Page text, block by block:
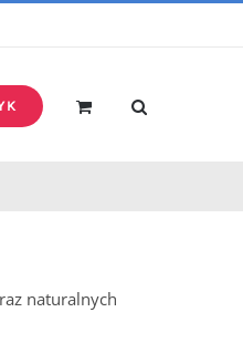
naturalnych